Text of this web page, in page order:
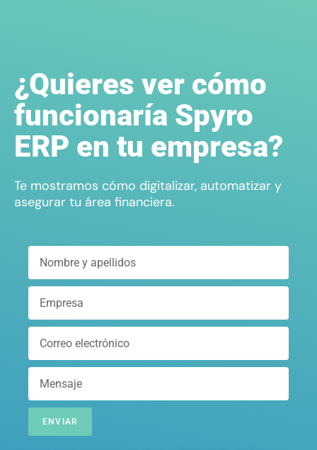
¿Quieres ver cómo
funcionaría Spyro
ERP en tu empresa?
Te mostramos cómo digitalizar, automatizar y
asegurar tu área financiera.
ENVIAR